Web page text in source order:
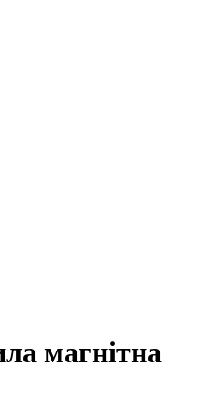
магнітна